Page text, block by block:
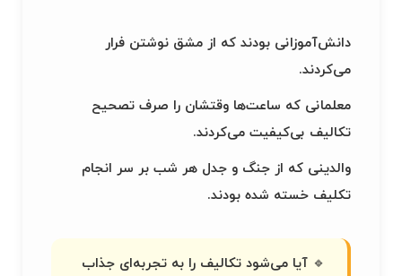
دانش‌آموزانی بودند که از مشق نوشتن فرار
می‌کردند.
معلمانی که ساعت‌ها وقتشان را صرف تصحیح
تکالیف بی‌کیفیت می‌کردند.
والدینی که از جنگ و جدل هر شب بر سر انجام
تکلیف خسته شده بودند.
🔹 آیا می‌شود تکالیف را به تجربه‌ای جذاب